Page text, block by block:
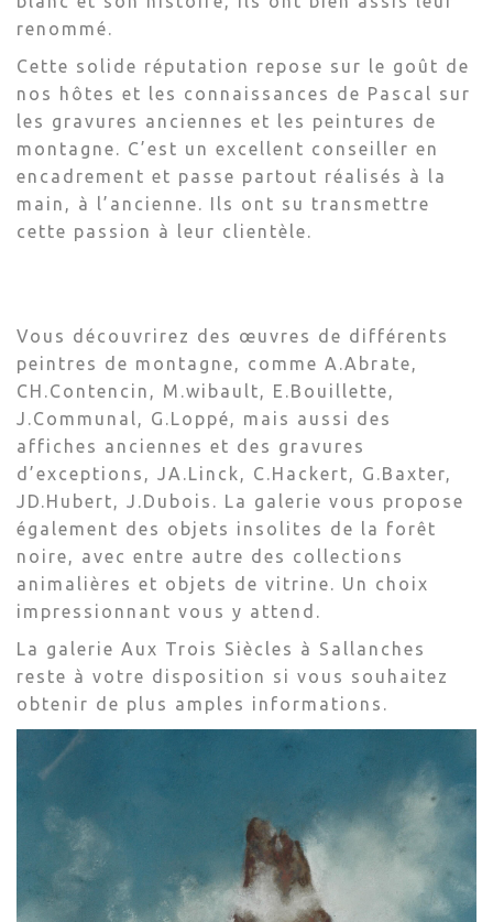
renommé.
Cette solide réputation repose sur le goût de
nos hôtes et les connaissances de Pascal sur
les gravures anciennes et les peintures de
montagne. C’est un excellent conseiller en
encadrement et passe partout réalisés à la
main, à l’ancienne. Ils ont su transmettre
cette passion à leur clientèle.
Vous découvrirez des œuvres de différents
peintres de montagne, comme A.Abrate,
CH.Contencin, M.wibault, E.Bouillette,
J.Communal, G.Loppé, mais aussi des
affiches anciennes et des gravures
d’exceptions, JA.Linck, C.Hackert, G.Baxter,
JD.Hubert, J.Dubois. La galerie vous propose
également des objets insolites de la forêt
noire, avec entre autre des collections
animalières et objets de vitrine. Un choix
impressionnant vous y attend.
La galerie Aux Trois Siècles à Sallanches
reste à votre disposition si vous souhaitez
obtenir de plus amples informations.